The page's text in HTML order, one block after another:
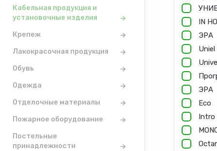
Кабельная продукция и
установочные изделия
Крепеж
Лакокрасочная продукция
Обувь
Одежда
Отделочные материалы
Пожарное оборудование
Постельные
принадлежности
IN
ЭРА
Uniel
ЭРА
Eco
Intro